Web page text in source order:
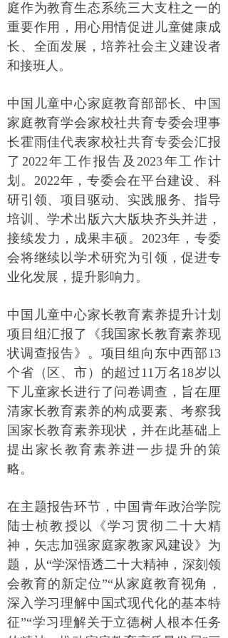
庭作为教育生态系统三大支柱之一的
重要作用，用心用情促进儿童健康成
长、全面发展，培养社会主义建设者
和接班人。
中国儿童中心家庭教育部部长、中国
家庭教育学会家校社共育专委会理事
长霍雨佳代表家校社共育专委会汇报
了2022年工作报告及2023年工作计
划。2022年，专委会在平台建设、科
研引领、项目驱动、实践服务、指导
培训、学术出版六大版块齐头并进，
接续发力，成果丰硕。2023年，专委
会将继续以学术研究为引领，促进专
业化发展，提升影响力。
中国儿童中心家长教育素养提升计划
项目组汇报了《我国家长教育素养现
状调查报告》。项目组向东中西部13
个省（区、市）的超过11万名18岁以
下儿童家长进行了问卷调查，旨在厘
清家长教育素养的构成要素、考察我
国家长教育素养现状，并在此基础上
提出家长教育素养进一步提升的策
略。
在主题报告环节，中国青年政治学院
陆士桢教授以《学习贯彻二十大精
神，矢志加强家庭家教家风建设》为
题，从“学深悟透二十大精神，深刻领
会教育的新定位”“从家庭教育视角，
深入学习理解中国式现代化的基本特
征”“学习理解关于立德树人根本任务